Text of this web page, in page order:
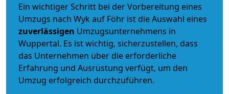
Ein wichtiger Schritt bei der Vorbereitung eines
Umzugs nach Wyk auf Föhr ist die Auswahl eines
zuverlässigen Umzugsunternehmens in
Wuppertal. Es ist wichtig, sicherzustellen, dass
das Unternehmen über die erforderliche
Erfahrung und Ausrüstung verfügt, um den
Umzug erfolgreich durchzuführen.